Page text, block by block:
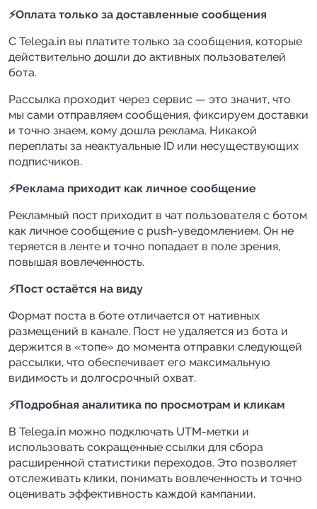
⚡️Оплата только за доставленные сообщения
С Telega.in вы платите только за сообщения, которые
действительно дошли до активных пользователей
бота.
Рассылка проходит через сервис — это значит, что
мы сами отправляем сообщения, фиксируем доставки
и точно знаем, кому дошла реклама. Никакой
переплаты за неактуальные ID или несуществующих
подписчиков.
⚡️Реклама приходит как личное сообщение
Рекламный пост приходит в чат пользователя с ботом
как личное сообщение с push-уведомлением. Он не
теряется в ленте и точно попадает в поле зрения,
повышая вовлеченность.
⚡️Пост остаётся на виду
Формат поста в боте отличается от нативных
размещений в канале. Пост не удаляется из бота и
держится в «топе» до момента отправки следующей
рассылки, что обеспечивает его максимальную
видимость и долгосрочный охват.
⚡️Подробная аналитика по просмотрам и кликам
В Telega.in можно подключать UTM-метки и
использовать сокращенные ссылки для сбора
расширенной статистики переходов. Это позволяет
отслеживать клики, понимать вовлеченность и точно
оценивать эффективность каждой кампании.